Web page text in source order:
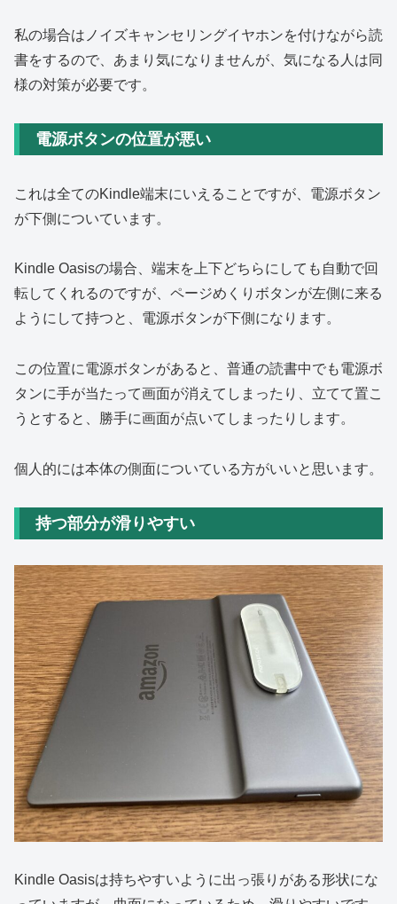
私の場合はノイズキャンセリングイヤホンを付けながら読
書をするので、あまり気になりませんが、気になる人は同
様の対策が必要です。
電源ボタンの位置が悪い
これは全てのKindle端末にいえることですが、電源ボタン
が下側についています。
Kindle Oasisの場合、端末を上下どちらにしても自動で回
転してくれるのですが、ページめくりボタンが左側に来る
ようにして持つと、電源ボタンが下側になります。
この位置に電源ボタンがあると、普通の読書中でも電源ボ
タンに手が当たって画面が消えてしまったり、立てて置こ
うとすると、勝手に画面が点いてしまったりします。
個人的には本体の側面についている方がいいと思います。
持つ部分が滑りやすい
Kindle Oasisは持ちやすいように出っ張りがある形状にな